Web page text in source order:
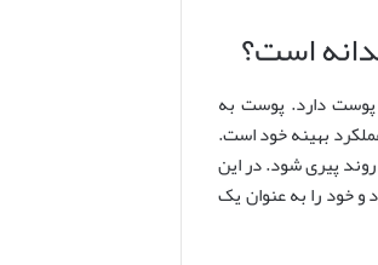
است؟
پوست دارد. پوست به
بهینه خود است.
پیری شود. در این
و خود را به عنوان یک